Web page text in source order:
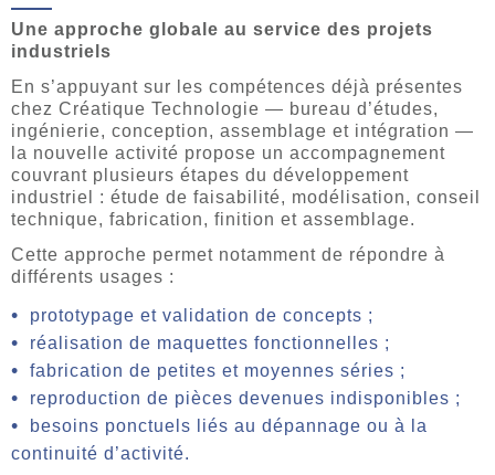
Une approche globale au service des projets
industriels
En s’appuyant sur les compétences déjà présentes
chez Créatique Technologie — bureau d’études,
ingénierie, conception, assemblage et intégration —
la nouvelle activité propose un accompagnement
couvrant plusieurs étapes du développement
industriel : étude de faisabilité, modélisation, conseil
technique, fabrication, finition et assemblage.
Cette approche permet notamment de répondre à
différents usages :
prototypage et validation de concepts ;
réalisation de maquettes fonctionnelles ;
fabrication de petites et moyennes séries ;
reproduction de pièces devenues indisponibles ;
besoins ponctuels liés au dépannage ou à la
continuité d’activité.